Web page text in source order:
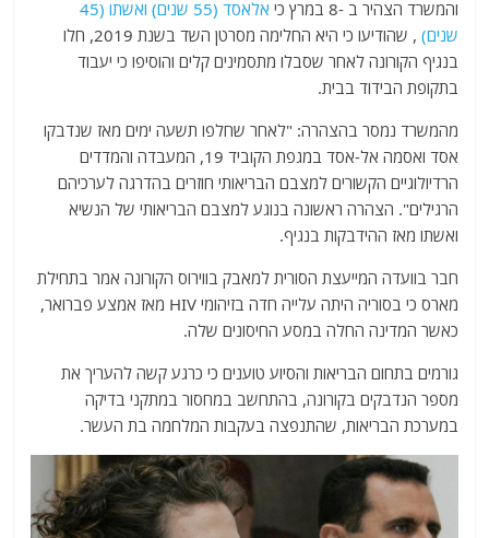
והמשרד הצהיר ב -8 במרץ כי
אלאסד (55 שנים) ואשתו (45
שנים)
, שהודיעו כי היא החלימה מסרטן השד בשנת 2019, חלו
בנגיף הקורונה לאחר שסבלו מתסמינים קלים והוסיפו כי יעבוד
בתקופת הבידוד בבית.
מהמשרד נמסר בהצהרה: "לאחר שחלפו תשעה ימים מאז שנדבקו
אסד ואסמה אל-אסד במגפת הקוביד 19, המעבדה והמדדים
הרדיולוגיים הקשורים למצבם הבריאותי חוזרים בהדרגה לערכיהם
הרגילים". הצהרה ראשונה בנוגע למצבם הבריאותי של הנשיא
ואשתו מאז ההידבקות בנגיף.
חבר בוועדה המייעצת הסורית למאבק בווירוס הקורונה אמר בתחילת
מארס כי בסוריה היתה עלייה חדה בזיהומי HIV מאז אמצע פברואר,
כאשר המדינה החלה במסע החיסונים שלה.
גורמים בתחום הבריאות והסיוע טוענים כי כרגע קשה להעריך את
מספר הנדבקים בקורונה, בהתחשב במחסור במתקני בדיקה
במערכת הבריאות, שהתנפצה בעקבות המלחמה בת העשר.